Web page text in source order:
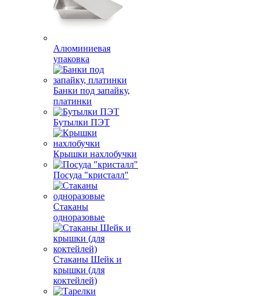
Алюминиевая
упаковка
Банки под запайку,
платинки
Бутылки ПЭТ
Крышки нахлобучки
Посуда "кристалл"
Стаканы
одноразовые
Стаканы Шейк и
крышки (для
коктейлей)